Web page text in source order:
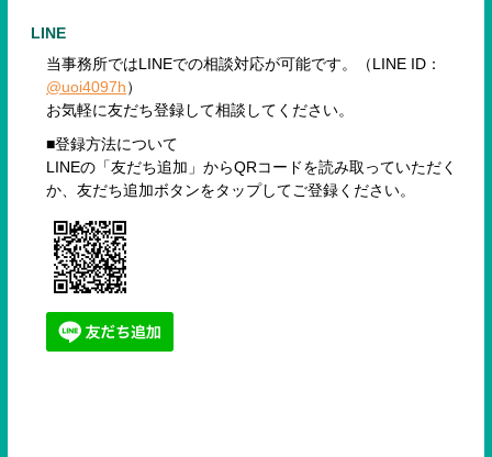
LINE
当事務所ではLINEでの相談対応が可能です。（LINE ID：
@uoi4097h）
お気軽に友だち登録して相談してください。
■登録方法について
LINEの「友だち追加」からQRコードを読み取っていただく
か、友だち追加ボタンをタップしてご登録ください。